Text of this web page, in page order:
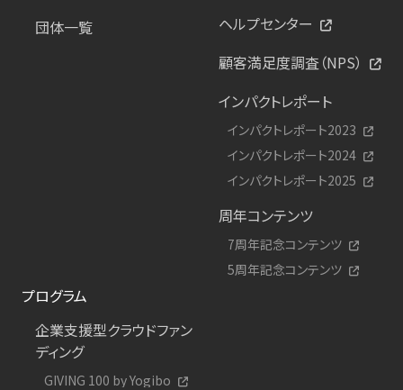
団体一覧
ヘルプセンター
顧客満足度調査（NPS）
インパクトレポート
インパクトレポート2023
インパクトレポート2024
インパクトレポート2025
周年コンテンツ
7周年記念コンテンツ
5周年記念コンテンツ
プログラム
企業支援型クラウドファン
ディング
GIVING 100 by Yogibo